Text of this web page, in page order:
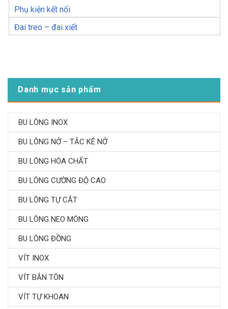
Phụ kiện kết nối
Đai treo – đai xiết
Danh mục sản phẩm
BU LÔNG INOX
BU LÔNG NỞ – TẮC KÊ NỞ
BU LÔNG HÓA CHẤT
BU LÔNG CƯỜNG ĐỘ CAO
BU LÔNG TỰ CẮT
BU LÔNG NEO MÓNG
BU LÔNG ĐỒNG
VÍT INOX
VÍT BẮN TÔN
VÍT TỰ KHOAN